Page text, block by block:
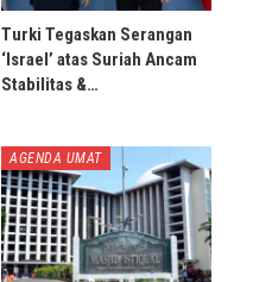
Turki Tegaskan Serangan
‘Israel’ atas Suriah Ancam
Stabilitas &…
AGENDA UMAT